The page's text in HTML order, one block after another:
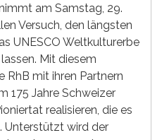
am Samstag, 29.
Versuch, den längsten
UNESCO Weltkulturerbe
Mit diesem
RhB mit ihren Partnern
175 Jahre Schweizer
realisieren, die es
Unterstützt wird der